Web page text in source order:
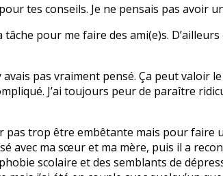
tes conseils. Je ne pensais pas avoir
pour me faire des ami(e)s.
avais pas vraiment pensé. Ça peut valoir
J’ai toujours peur de paraître
trop être embêtante mais pour faire
avec ma sœur et ma mère, puis il a
scolaire et des semblants de